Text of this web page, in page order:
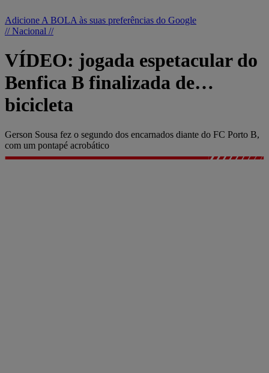
Adicione A BOLA às suas preferências do Google
// Nacional //
VÍDEO: jogada espetacular do
Benfica B finalizada de…
bicicleta
Gerson Sousa fez o segundo dos encarnados diante do FC Porto B,
com um pontapé acrobático